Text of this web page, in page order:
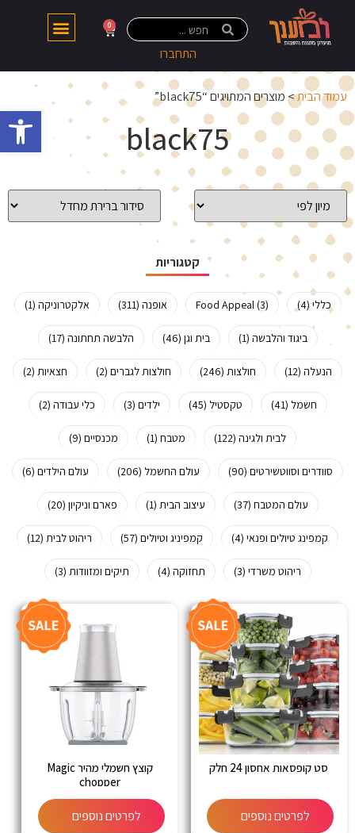
התחברו
0
עמוד הבית> מוצרים המתויגים “black75”
black75
קטגוריות
כללי (4) Food Appeal (3) אופנה (311) אלקטרוניקה (1)
ביגוד והלבשה (1) בית וגן (46) הלבשה תחתונה (17)
הנעלה (12) חולצות (246) חולצות לגברים (2) חצאיות (2)
חשמל (41) טקסטיל (45) ילדים (3) כלי עבודה (2)
לבית ולגינה (122) מטבח (1) מכנסיים (9)
סוודרים וסווטשירטים (90) עולם החשמל (206) עולם הילדים (6)
עולם המטבח (37) עיצוב הבית (1) פארם וניקיון (20)
קמפינג טיולים ופנאי (4) קמפיניג וטיולים (57) ריהוט לבית (12)
ריהוט משרדי (3) תחזוקה (4) תיקים ומזוודות (3)
סט קופסאות אחסון 24 חלק
לפרטים נוספים
קוצץ חשמלי מהיר Magic
chopper
לפרטים נוספים